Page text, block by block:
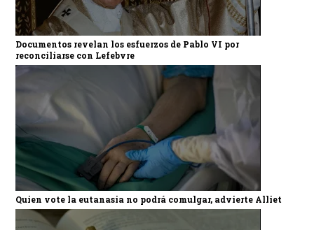
Documentos revelan los esfuerzos de Pablo VI por
reconciliarse con Lefebvre
Quien vote la eutanasia no podrá comulgar, advierte Alliet